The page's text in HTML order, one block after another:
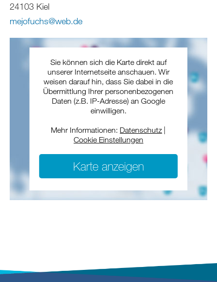
24103 Kiel
mejofuchs@web.de
Sie können sich die Karte direkt auf
unserer Internetseite anschauen. Wir
weisen darauf hin, dass Sie dabei in die
Übermittlung Ihrer personenbezogenen
Daten (z.B. IP-Adresse) an Google
einwilligen.
Mehr Informationen: Datenschutz
Cookie Einstellungen
Karte anzeigen